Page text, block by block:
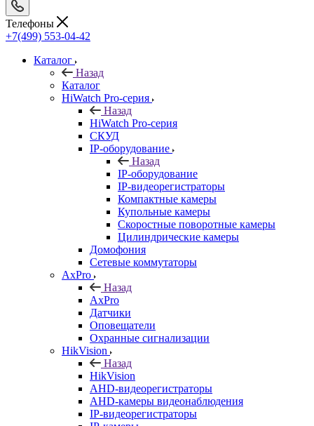
Телефоны
+7(499) 553-04-42
Каталог
Назад
Каталог
HiWatch Pro-серия
Назад
HiWatch Pro-серия
CКУД
IP-оборудование
Назад
IP-оборудование
IP-видеорегистраторы
Компактные камеры
Купольные камеры
Скоростные поворотные камеры
Цилиндрические камеры
Домофония
Сетевые коммутаторы
AxPro
Назад
AxPro
Датчики
Оповещатели
Охранные сигнализации
HikVision
Назад
HikVision
AHD-видеорегистраторы
AHD-камеры видеонаблюдения
IP-видеорегистраторы